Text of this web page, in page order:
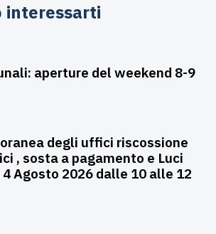
interessarti
aperture del weekend 8-9
degli uffici riscossione
, sosta a pagamento e Luci
Agosto 2026 dalle 10 alle 12